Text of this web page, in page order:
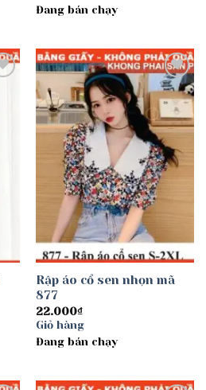
Đang bán chạy
Add to
wishlist
Rập áo cổ sen nhọn mã
877
22.000₫
Giỏ hàng
Đang bán chạy